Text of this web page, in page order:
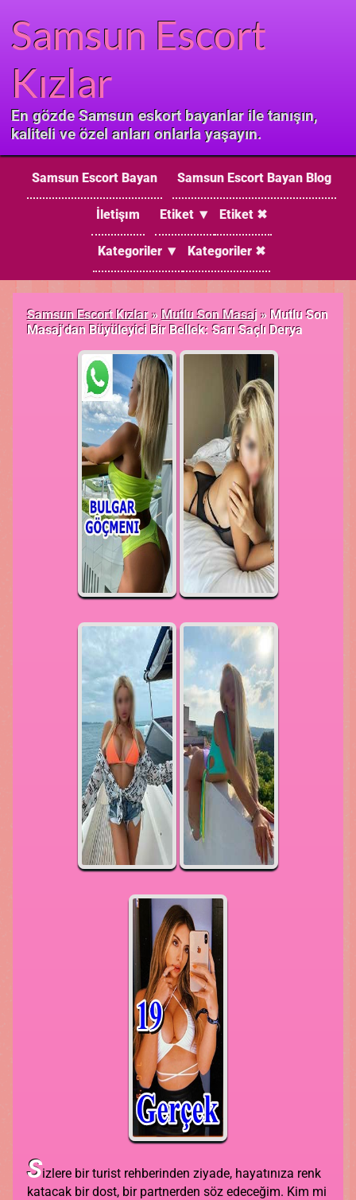
Samsun Escort
Kızlar
En gözde Samsun eskort bayanlar ile tanışın,
kaliteli ve özel anları onlarla yaşayın.
Samsun Escort Bayan Samsun Escort Bayan Blog
İletişım Etiket ▼ Etiket ✖
Kategoriler ▼ Kategoriler ✖
Samsun Escort Kızlar »Mutlu Son Masaj »Mutlu Son
Masaj'dan Büyüleyici Bir Bellek: Sarı Saçlı Derya
Sizlere bir turist rehberinden ziyade, hayatınıza renk
katacak bir dost, bir partnerden söz edeceğim. Kim mi